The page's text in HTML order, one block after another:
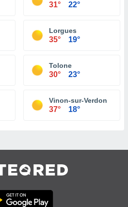
31° 22°
Lorgues
35° 19°
Tolone
30° 23°
Vinon-sur-Verdon
37° 18°